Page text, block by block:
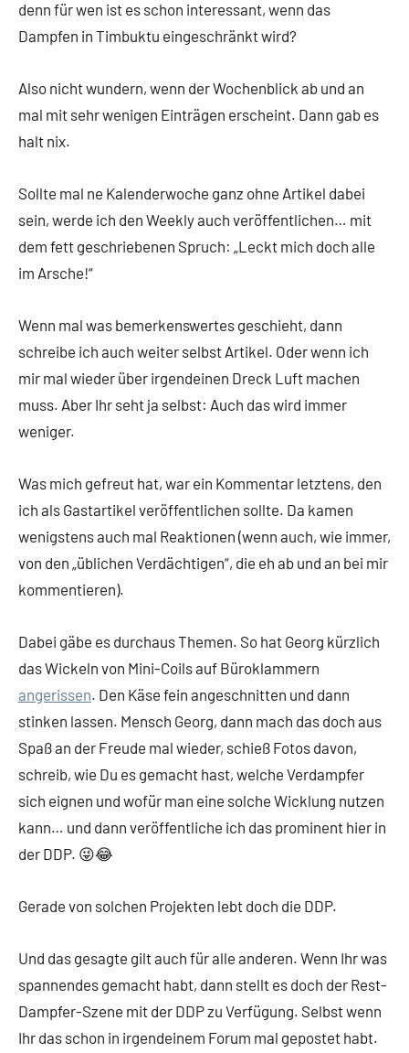
denn für wen ist es schon interessant, wenn das
Dampfen in Timbuktu eingeschränkt wird?
Also nicht wundern, wenn der Wochenblick ab und an
mal mit sehr wenigen Einträgen erscheint. Dann gab es
halt nix.
Sollte mal ne Kalenderwoche ganz ohne Artikel dabei
sein, werde ich den Weekly auch veröffentlichen… mit
dem fett geschriebenen Spruch: „Leckt mich doch alle
im Arsche!“
Wenn mal was bemerkenswertes geschieht, dann
schreibe ich auch weiter selbst Artikel. Oder wenn ich
mir mal wieder über irgendeinen Dreck Luft machen
muss. Aber Ihr seht ja selbst: Auch das wird immer
weniger.
Was mich gefreut hat, war ein Kommentar letztens, den
ich als Gastartikel veröffentlichen sollte. Da kamen
wenigstens auch mal Reaktionen (wenn auch, wie immer,
von den „üblichen Verdächtigen“, die eh ab und an bei mir
kommentieren).
Dabei gäbe es durchaus Themen. So hat Georg kürzlich
das Wickeln von Mini-Coils auf Büroklammern
angerissen. Den Käse fein angeschnitten und dann
stinken lassen. Mensch Georg, dann mach das doch aus
Spaß an der Freude mal wieder, schieß Fotos davon,
schreib, wie Du es gemacht hast, welche Verdampfer
sich eignen und wofür man eine solche Wicklung nutzen
kann… und dann veröffentliche ich das prominent hier in
der DDP. 😜😂
Gerade von solchen Projekten lebt doch die DDP.
Und das gesagte gilt auch für alle anderen. Wenn Ihr was
spannendes gemacht habt, dann stellt es doch der Rest-
Dampfer-Szene mit der DDP zu Verfügung. Selbst wenn
Ihr das schon in irgendeinem Forum mal gepostet habt.